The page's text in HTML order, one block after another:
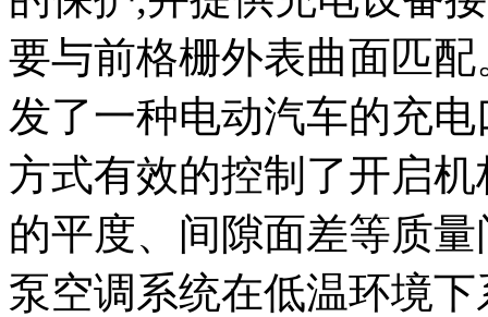
要与前格栅外表曲面匹
发了一种电动汽车的充
方式有效的控制了开启
的平度、间隙面差等质
泵空调系统在低温环境